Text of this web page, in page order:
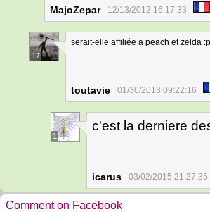
MajoZepar 12/13/2012 16:17:33
17
serait-elle affiliée a peach et zelda :p
toutavie 01/30/2013 09:22:16
1
c'est la derniere
icarus 03/02/2015 21:27:35
Comment on Facebook